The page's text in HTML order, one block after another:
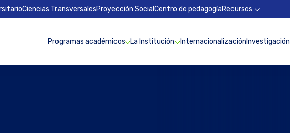
Ciencias TransversalesProyección Social Centro de pedagogíaRecursos
Programas académicos La Institución Internacionalización Investigación